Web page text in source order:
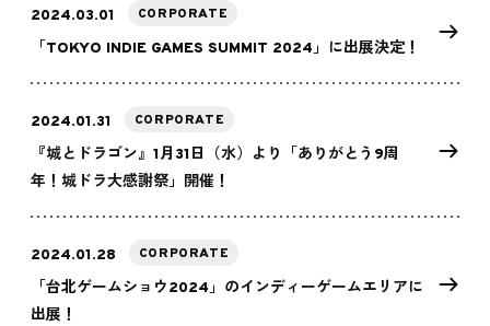
2024.03.01 CORPORATE
「TOKYO INDIE GAMES SUMMIT 2024」に出展決定！
2024.01.31 CORPORATE
『城とドラゴン』1月31日（水）より「ありがとう9周
年！城ドラ大感謝祭」開催！
2024.01.28 CORPORATE
「台北ゲームショウ2024」のインディーゲームエリアに
出展！